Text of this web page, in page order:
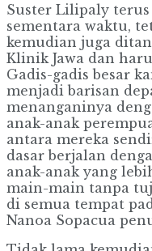
Suster Lilipaly
sementara waktu,
kemudian juga
Klinik Jawa dan
Gadis-gadis besar
menjadi barisan
menanganinya
anak-anak
antara mereka
dasar berjalan
anak-anak yang
main-main tanpa
di semua tempat
Nanoa Sopacua